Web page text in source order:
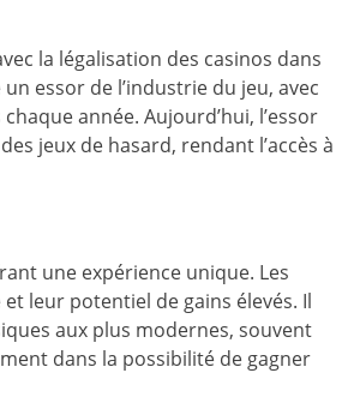
la légalisation des casinos dans
essor de l’industrie du jeu, avec
année. Aujourd’hui, l’essor
jeux de hasard, rendant l’accès à
une expérience unique. Les
leur potentiel de gains élevés. Il
aux plus modernes, souvent
dans la possibilité de gagner